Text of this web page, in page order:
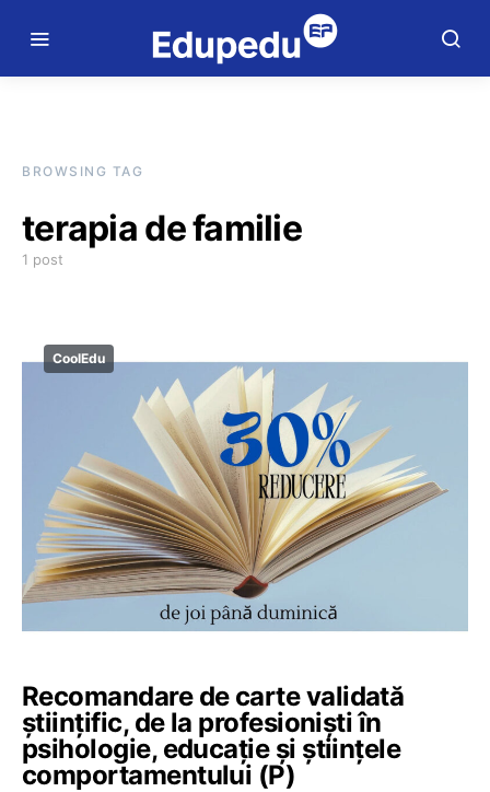
BROWSING TAG
terapia de familie
1 post
CoolEdu
Recomandare de carte validată
științific, de la profesioniști în
psihologie, educație și științele
comportamentului (P)